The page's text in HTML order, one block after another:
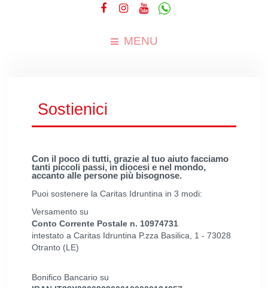
MENU
Sostienici
Con il poco di tutti, grazie al tuo aiuto facciamo
tanti piccoli passi, in diocesi e nel mondo,
accanto alle persone più bisognose.
Puoi sostenere la Caritas Idruntina in 3 modi:
Versamento su
Conto Corrente Postale n. 10974731
intestato a Caritas Idruntina P.zza Basilica, 1 - 73028
Otranto (LE)
Bonifico Bancario su